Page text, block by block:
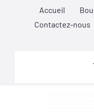
Accueil
Contactez-nous